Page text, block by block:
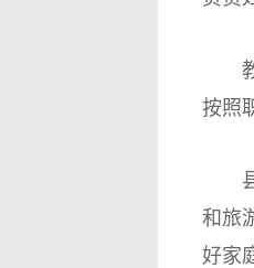
教
按照
县
和旅
好家